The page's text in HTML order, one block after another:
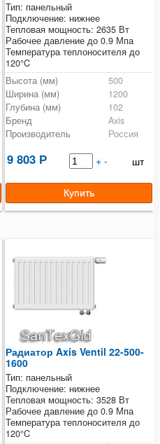
Тип: панельный
Подключение: нижнее
Тепловая мощность: 2635 Вт
Рабочее давление до 0.9 Мпа
Температура теплоносителя до
120°C
Высота (мм)
500
Ширина (мм)
1200
Глубина (мм)
102
Бренд
Axis
Производитель
Россия
9 803 Р + - шт
Радиатор Axis Ventil 22-500-
1600
Тип: панельный
Подключение: нижнее
Тепловая мощность: 3528 Вт
Рабочее давление до 0.9 Мпа
Температура теплоносителя до
120°C